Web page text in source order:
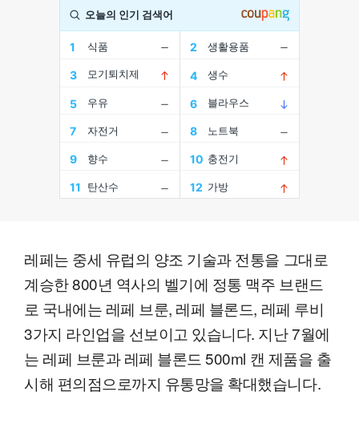
레페는 중세 유럽의 양조 기술과 전통을 그대로
계승한 800년 역사의 벨기에 정통 맥주 브랜드
로 국내에는 레페 브룬, 레페 블론드, 레페 루비
3가지 라인업을 선보이고 있습니다. 지난 7월에
는 레페 브룬과 레페 블론드 500ml 캔 제품을 출
시해 편의점으로까지 유통망을 확대했습니다.